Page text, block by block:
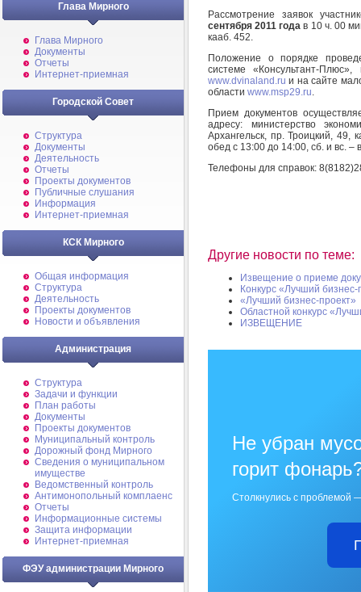
Глава Мирного
Глава Мирного
Документы
Отчеты
Интернет-приемная
Городской Совет
Структура
Документы
Деятельность
Отчеты
Проекты документов
Публичные слушания
Информация
Интернет-приемная
КСК Мирного
Общая информация
Структура
Деятельность
Проекты документов
Новости и объявления
Администрация
Структура
Задачи и функции
План работы
Документы
Проекты документов
Муниципальный контроль
Дорожный фонд Мирного
Cведения о муниципальном
имуществе
Ведомственный контроль
Антимонопольный комплаенс
Отчеты
Информационные системы
Защита информации
Интернет-приемная
ФЭУ администрации Мирного
Рассмотрение заявок
сентября 2011 года в 10 ч. 00
кааб. 452.
Положение о порядке
системе «Консультант-
www.dvinaland.ru и на сайте
области www.msp29.ru.
Прием документов
адресу: министерство
Архангельск, пр. Троицкий, 49,
обед с 13:00 до 14:00, сб. и вс. –
Телефоны для справок:
Другие новости по теме:
Извещение о приеме
Конкурс «Лучший бизнес-
«Лучший бизнес-проект»
Областной конкурс
ИЗВЕЩЕНИЕ
Не убран
горит
Столкнулись с проблемой